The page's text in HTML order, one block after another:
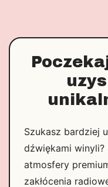
Szukasz bardziej
dźwiękami
atmosfery
zakłócenia